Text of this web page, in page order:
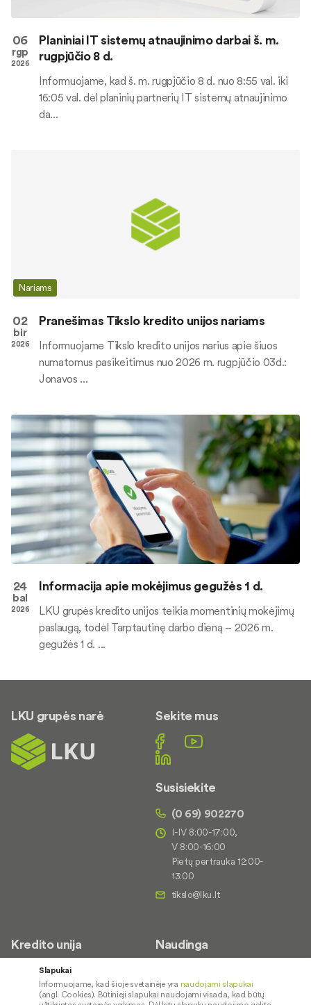
06
rgp
2026
Planiniai IT sistemų atnaujinimo darbai š. m.
rugpjūčio 8 d.
Informuojame, kad š. m. rugpjūčio 8 d. nuo 8:55 val. iki
16:05 val. dėl planinių partnerių IT sistemų atnaujinimo
da...
Nariams
02
bir
2026
Pranešimas Tikslo kredito unijos nariams
Informuojame Tikslo kredito unijos narius apie šiuos
numatomus pasikeitimus nuo 2026 m. rugpjūčio 03d.:
Jonavos ...
24
bal
2026
Informacija apie mokėjimus gegužės 1 d.
LKU grupės kredito unijos teikia momentinių mokėjimų
paslaugą, todėl Tarptautinę darbo dieną – 2026 m.
gegužės 1 d. ...
LKU grupės narė Sekite mus
Susisiekite
(0 69) 902270
I-IV 8:00-17:00,
V 8:00-16:00
Pietų pertrauka 12:00-
13:00
Kredito unija
Apie mus
Kontaktai
Naudinga
Palūkanų normos
Slapukai
Informuojame, kad šioje svetainėje yra naudojami slapukai
(angl. Cookies). Būtinieji slapukai naudojami visada, kad būtų